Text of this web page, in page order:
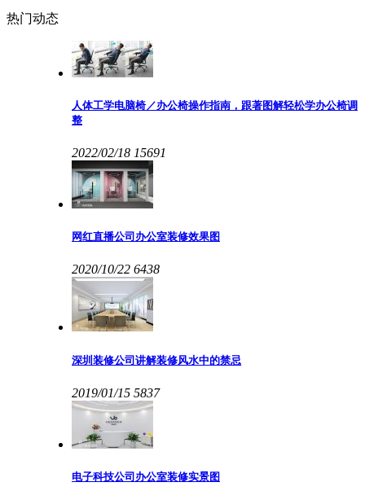
热门动态
人体工学电脑椅／办公椅操作指南，跟著图解轻松学办公椅调
整
2022/02/18 15691
网红直播公司办公室装修效果图
2020/10/22 6438
深圳装修公司讲解装修风水中的禁忌
2019/01/15 5837
电子科技公司办公室装修实景图